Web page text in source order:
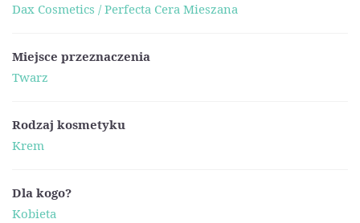
Dax Cosmetics / Perfecta Cera Mieszana
Miejsce przeznaczenia
Twarz
Rodzaj kosmetyku
Krem
Dla kogo?
Kobieta